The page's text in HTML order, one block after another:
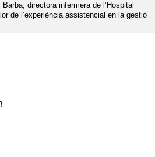
directora infermera de l’Hospital
de l’experiència assistencial en la gestió